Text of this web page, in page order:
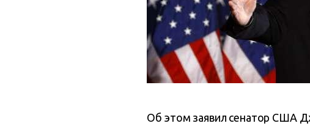
Об этом заявил сенатор США